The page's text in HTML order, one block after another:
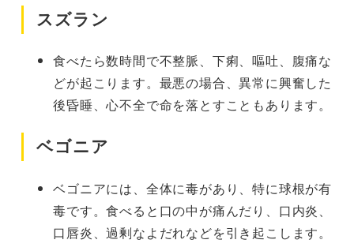
スズラン
食べたら数時間で不整脈、下痢、嘔吐、腹痛な
どが起こります。最悪の場合、異常に興奮した
後昏睡、心不全で命を落とすこともあります。
ベゴニア
ベゴニアには、全体に毒があり、特に球根が有
毒です。食べると口の中が痛んだり、口内炎、
口唇炎、過剰なよだれなどを引き起こします。